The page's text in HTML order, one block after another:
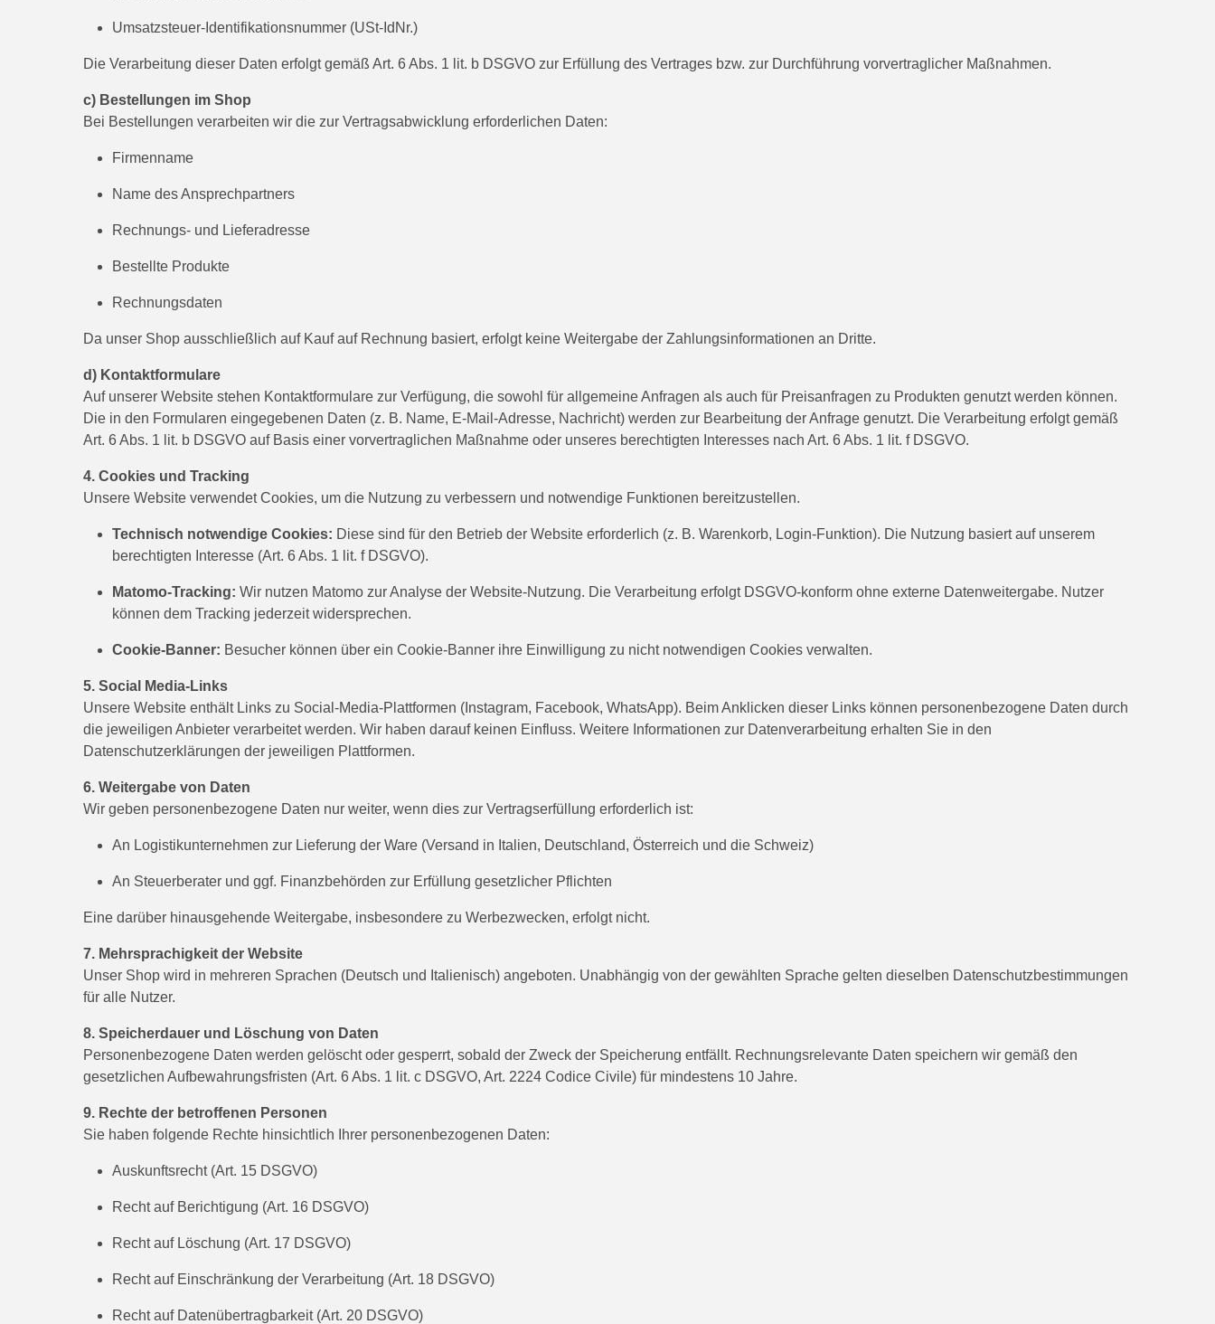
Umsatzsteuer-Identifikationsnummer (USt-IdNr.)
Die Verarbeitung dieser Daten erfolgt gemäß Art. 6 Abs. 1 lit. b DSGVO zur Erfüllung des Vertrages bzw. zur Durchführung vorvertraglicher Maßnahmen.
c) Bestellungen im Shop
Bei Bestellungen verarbeiten wir die zur Vertragsabwicklung erforderlichen Daten:
Firmenname
Name des Ansprechpartners
Rechnungs- und Lieferadresse
Bestellte Produkte
Rechnungsdaten
Da unser Shop ausschließlich auf Kauf auf Rechnung basiert, erfolgt keine Weitergabe der Zahlungsinformationen an Dritte.
d) Kontaktformulare
Auf unserer Website stehen Kontaktformulare zur Verfügung, die sowohl für allgemeine Anfragen als auch für Preisanfragen zu Produkten genutzt werden können.
Die in den Formularen eingegebenen Daten (z. B. Name, E-Mail-Adresse, Nachricht) werden zur Bearbeitung der Anfrage genutzt. Die Verarbeitung erfolgt gemäß
Art. 6 Abs. 1 lit. b DSGVO auf Basis einer vorvertraglichen Maßnahme oder unseres berechtigten Interesses nach Art. 6 Abs. 1 lit. f DSGVO.
4. Cookies und Tracking
Unsere Website verwendet Cookies, um die Nutzung zu verbessern und notwendige Funktionen bereitzustellen.
Technisch notwendige Cookies: Diese sind für den Betrieb der Website erforderlich (z. B. Warenkorb, Login-Funktion). Die Nutzung basiert auf unserem
berechtigten Interesse (Art. 6 Abs. 1 lit. f DSGVO).
Matomo-Tracking: Wir nutzen Matomo zur Analyse der Website-Nutzung. Die Verarbeitung erfolgt DSGVO-konform ohne externe Datenweitergabe. Nutzer
können dem Tracking jederzeit widersprechen.
Cookie-Banner: Besucher können über ein Cookie-Banner ihre Einwilligung zu nicht notwendigen Cookies verwalten.
5. Social Media-Links
Unsere Website enthält Links zu Social-Media-Plattformen (Instagram, Facebook, WhatsApp). Beim Anklicken dieser Links können personenbezogene Daten durch
die jeweiligen Anbieter verarbeitet werden. Wir haben darauf keinen Einfluss. Weitere Informationen zur Datenverarbeitung erhalten Sie in den
Datenschutzerklärungen der jeweiligen Plattformen.
6. Weitergabe von Daten
Wir geben personenbezogene Daten nur weiter, wenn dies zur Vertragserfüllung erforderlich ist:
An Logistikunternehmen zur Lieferung der Ware (Versand in Italien, Deutschland, Österreich und die Schweiz)
An Steuerberater und ggf. Finanzbehörden zur Erfüllung gesetzlicher Pflichten
Eine darüber hinausgehende Weitergabe, insbesondere zu Werbezwecken, erfolgt nicht.
7. Mehrsprachigkeit der Website
Unser Shop wird in mehreren Sprachen (Deutsch und Italienisch) angeboten. Unabhängig von der gewählten Sprache gelten dieselben Datenschutzbestimmungen
für alle Nutzer.
8. Speicherdauer und Löschung von Daten
Personenbezogene Daten werden gelöscht oder gesperrt, sobald der Zweck der Speicherung entfällt. Rechnungsrelevante Daten speichern wir gemäß den
gesetzlichen Aufbewahrungsfristen (Art. 6 Abs. 1 lit. c DSGVO, Art. 2224 Codice Civile) für mindestens 10 Jahre.
9. Rechte der betroffenen Personen
Sie haben folgende Rechte hinsichtlich Ihrer personenbezogenen Daten:
Auskunftsrecht (Art. 15 DSGVO)
Recht auf Berichtigung (Art. 16 DSGVO)
Recht auf Löschung (Art. 17 DSGVO)
Recht auf Einschränkung der Verarbeitung (Art. 18 DSGVO)
Recht auf Datenübertragbarkeit (Art. 20 DSGVO)